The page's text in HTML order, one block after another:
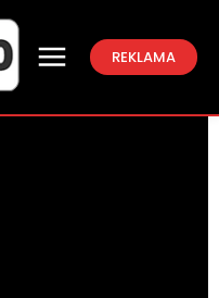
REKLAMA